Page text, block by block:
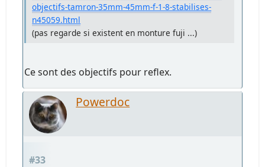
objectifs-tamron-35mm-45mm-f-1-8-stabilises-
n45059.html
(pas regarde si existent en monture fuji ...)
Ce sont des objectifs pour reflex.
Powerdoc
#33